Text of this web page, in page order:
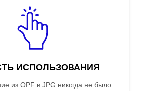
ИСПОЛЬЗОВАНИЯ
из OPF в JPG никогда не было